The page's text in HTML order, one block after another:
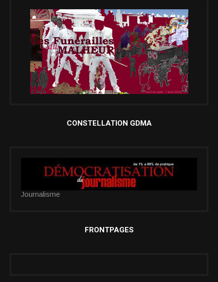
CONSTELLATION GDMA
Journalisme
FRONTPAGES